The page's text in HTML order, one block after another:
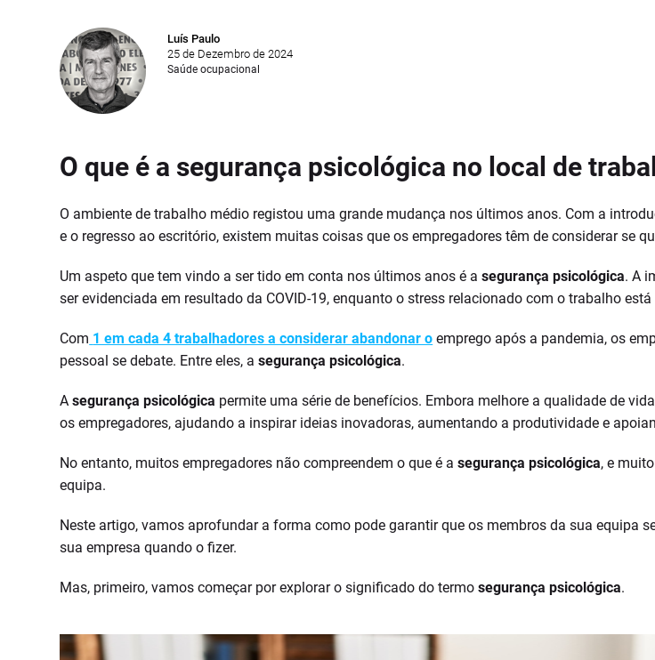
Luís Paulo
25 de Dezembro de 2024
Saúde ocupacional
O que é a segurança psicológica no local de
O ambiente de trabalho médio registou uma grande mudança nos últimos anos. Com a
e o regresso ao escritório, existem muitas coisas que os empregadores têm de considerar se
Um aspeto que tem vindo a ser tido em conta nos últimos anos é asegurança psicológica. A
ser evidenciada em resultado da COVID-19, enquanto o stress relacionado com o trabalho
Com 1 em cada 4 trabalhadores a considerar abandonar o emprego após a pandemia, os
pessoal se debate. Entre eles, asegurança psicológica.
Asegurança psicológica permite uma série de benefícios. Embora melhore a qualidade de
os empregadores, ajudando a inspirar ideias inovadoras, aumentando a produtividade e
No entanto, muitos empregadores não compreendem o que é asegurança psicológica, e
equipa.
Neste artigo, vamos aprofundar a forma como pode garantir que os membros da sua equipa
sua empresa quando o fizer.
Mas, primeiro, vamos começar por explorar o significado do termosegurança psicológica.